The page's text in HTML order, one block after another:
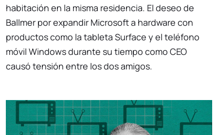
habitación en la misma residencia. El deseo de
Ballmer por expandir Microsoft a hardware con
productos como la tableta Surface y el teléfono
móvil Windows durante su tiempo como CEO
causó tensión entre los dos amigos.